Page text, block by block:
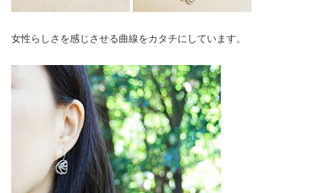
女性らしさを感じさせる曲線をカタチにしています。